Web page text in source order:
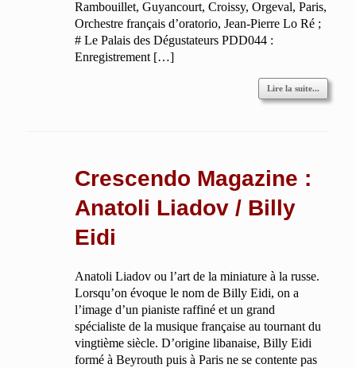
Rambouillet, Guyancourt, Croissy, Orgeval, Paris,
Orchestre français d’oratorio, Jean-Pierre Lo Ré ;
# Le Palais des Dégustateurs PDD044 :
Enregistrement […]
Lire la suite...
Crescendo Magazine :
Anatoli Liadov / Billy
Eidi
Anatoli Liadov ou l’art de la miniature à la russe.
Lorsqu’on évoque le nom de Billy Eidi, on a
l’image d’un pianiste raffiné et un grand
spécialiste de la musique française au tournant du
vingtième siècle. D’origine libanaise, Billy Eidi
formé à Beyrouth puis à Paris ne se contente pas